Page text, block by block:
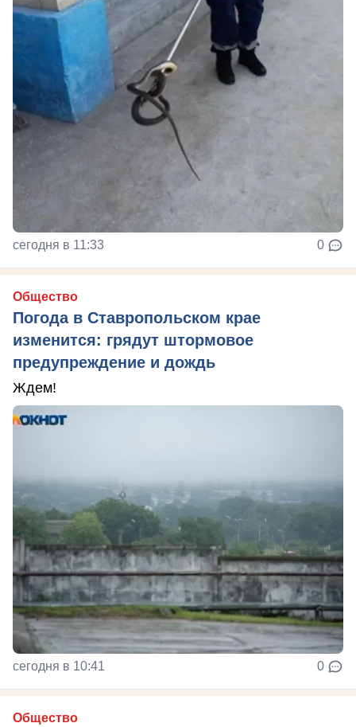
сегодня в 11:33 0
Общество
Погода в Ставропольском крае
изменится: грядут штормовое
предупреждение и дождь
Ждем!
сегодня в 10:41 0
Общество